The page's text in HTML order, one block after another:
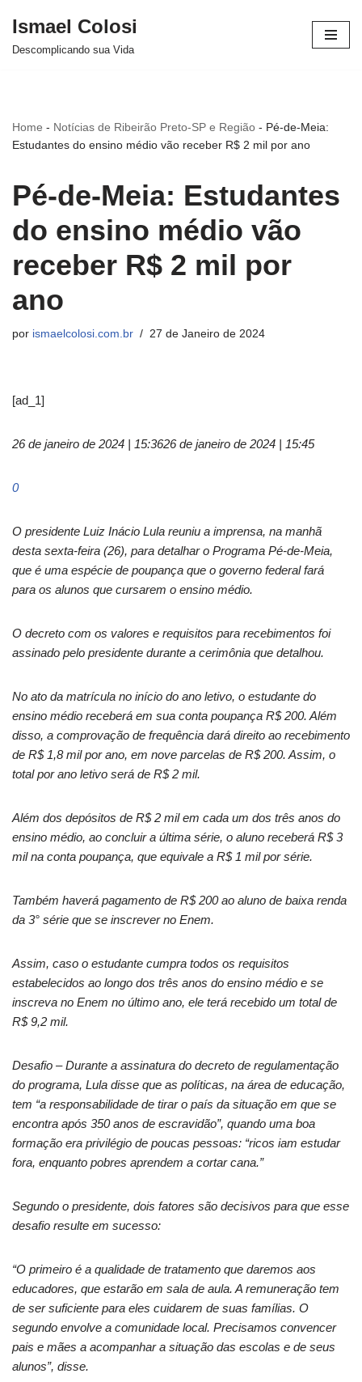
Avançar
Ismael Colosi
Descomplicando sua Vida
Home - Notícias de Ribeirão Preto-SP e Região - Pé-de-Meia:
Estudantes do ensino médio vão receber R$ 2 mil por ano
Pé-de-Meia: Estudantes
do ensino médio vão
receber R$ 2 mil por
ano
por ismaelcolosi.com.br 27 de Janeiro de 2024
[ad_1]
26 de janeiro de 2024 | 15:3626 de janeiro de 2024 | 15:45
0
O presidente Luiz Inácio Lula reuniu a imprensa, na manhã
desta sexta-feira (26), para detalhar o Programa Pé-de-Meia,
que é uma espécie de poupança que o governo federal fará
para os alunos que cursarem o ensino médio.
O decreto com os valores e requisitos para recebimentos foi
assinado pelo presidente durante a cerimônia que detalhou.
No ato da matrícula no início do ano letivo, o estudante do
ensino médio receberá em sua conta poupança R$ 200. Além
disso, a comprovação de frequência dará direito ao recebimento
de R$ 1,8 mil por ano, em nove parcelas de R$ 200. Assim, o
total por ano letivo será de R$ 2 mil.
Além dos depósitos de R$ 2 mil em cada um dos três anos do
ensino médio, ao concluir a última série, o aluno receberá R$ 3
mil na conta poupança, que equivale a R$ 1 mil por série.
Também haverá pagamento de R$ 200 ao aluno de baixa renda
da 3° série que se inscrever no Enem.
Assim, caso o estudante cumpra todos os requisitos
estabelecidos ao longo dos três anos do ensino médio e se
inscreva no Enem no último ano, ele terá recebido um total de
R$ 9,2 mil.
Desafio – Durante a assinatura do decreto de regulamentação
do programa, Lula disse que as políticas, na área de educação,
tem “a responsabilidade de tirar o país da situação em que se
encontra após 350 anos de escravidão”, quando uma boa
formação era privilégio de poucas pessoas: “ricos iam estudar
fora, enquanto pobres aprendem a cortar cana.”
Segundo o presidente, dois fatores são decisivos para que esse
desafio resulte em sucesso:
“O primeiro é a qualidade de tratamento que daremos aos
educadores, que estarão em sala de aula. A remuneração tem
de ser suficiente para eles cuidarem de suas famílias. O
segundo envolve a comunidade local. Precisamos convencer
pais e mães a acompanhar a situação das escolas e de seus
alunos”, disse.